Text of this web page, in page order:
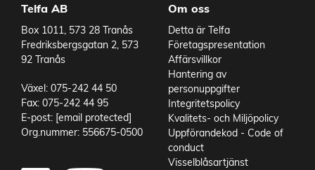
Telfa AB
Box 1011, 573 28 Tranås
Fredriksbergsgatan 2, 573
92 Tranås
Växel: 075-242 44 50
Fax: 075-242 44 95
E-post: [email protected]
Org.nummer: 556675-0500
Om oss
Detta är Telfa
Företagspresentation
Affärsvillkor
Hantering av
personuppgifter
Integritetspolicy
Kvalitets- och Miljöpolicy
Uppförandekod - Code of
conduct
Visselblåsartjänst